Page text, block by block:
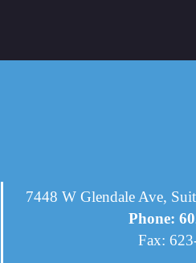
7448 W Glendale Ave,
Phone:
Fax: